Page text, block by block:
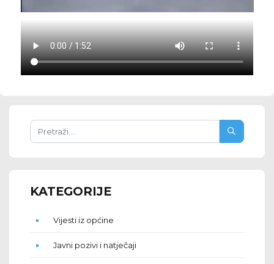
KATEGORIJE
Vijesti iz općine
Javni pozivi i natječaji